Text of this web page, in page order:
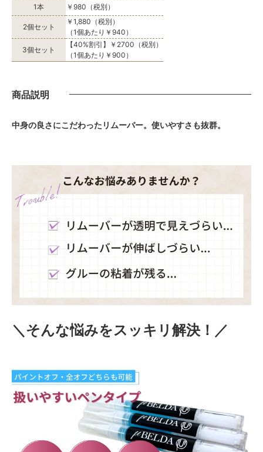
1本
￥980（税別）
2個セット
￥1,880（税別）
（1個あたり￥940）
3個セット
【40%割引】￥2700（税別）
（1個あたり￥900）
商品説明
中身の良さにこだわったリムーバー。使いやすさも抜群。
＼そんな悩みをスッキリ解決！／